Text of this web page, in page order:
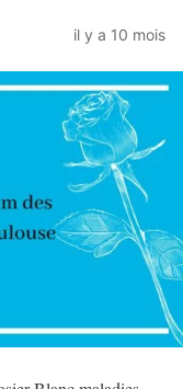
il y a 10 mois